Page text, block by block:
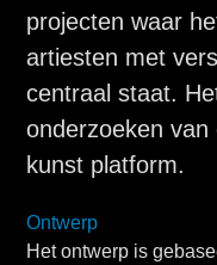
projecten waar
artiesten met
centraal staat.
onderzoeken
kunst platform.
Ontwerp
Het ontwerp is